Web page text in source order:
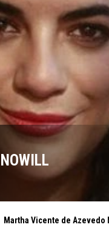
Martha Vicente de Azevedo